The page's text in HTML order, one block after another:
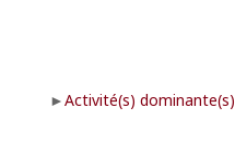
Activité(s) dominante(s)